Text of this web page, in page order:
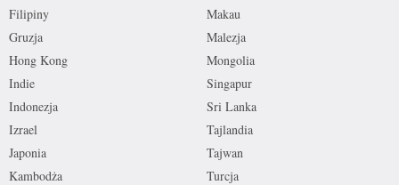
Filipiny
Gruzja
Hong Kong
Indie
Indonezja
Izrael
Japonia
Kambodża
Makau
Malezja
Mongolia
Singapur
Sri Lanka
Tajlandia
Tajwan
Turcja